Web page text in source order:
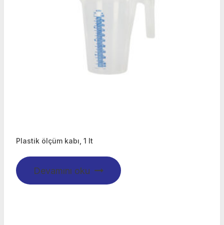
Plastik ölçüm kabı, 1 lt
Devamını oku